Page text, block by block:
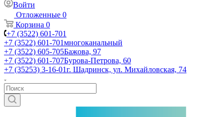
Войти
Отложенные 0
Корзина 0
+7 (3522) 601-701
+7 (3522) 601-701многоканальный
+7 (3522) 605-705Бажова, 97
+7 (3522) 601-707Бурова-Петрова, 60
+7 (35253) 3-16-01г. Шадринск, ул. Михайловская, 74